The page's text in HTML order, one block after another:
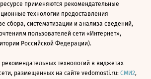
применяются рекомендательные
технологии предоставления
сбора, систематизации и анализа сведений,
пользователей сети «Интернет»,
Российской Федерации).
технологий в виджетах
размещенных на сайте vedomosti.ru: СМИ2,